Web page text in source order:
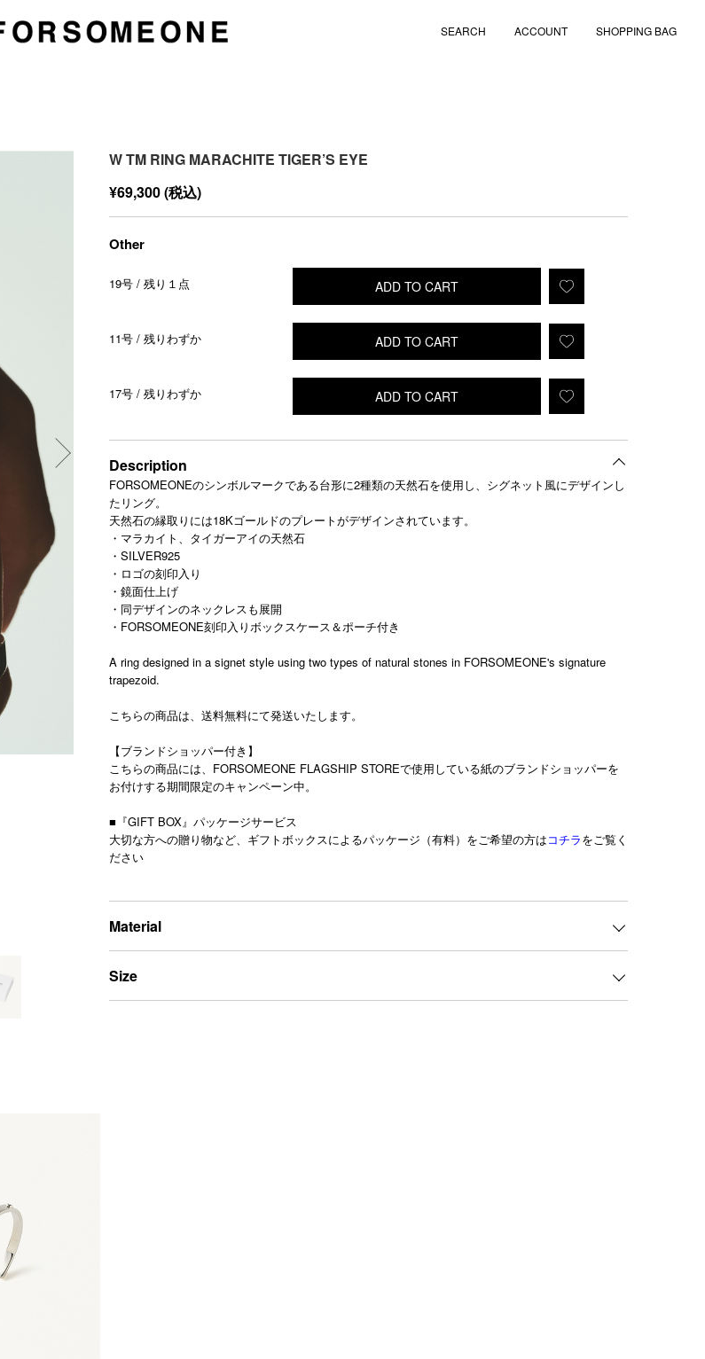
SEARCH ACCOUNT SHOPPING BAG
W TM RING MARACHITE TIGER’S EYE
¥69,300(税込)
Other
19号 / 残り１点 ADD TO CART
11号 / 残りわずか ADD TO CART
17号 / 残りわずか ADD TO CART
Description
FORSOMEONEのシンボルマークである台形に2種類の天然石を使用し、シグネット風にデザインし
たリング。
天然石の縁取りには18Kゴールドのプレートがデザインされています。
・マラカイト、タイガーアイの天然石
・SILVER925
・ロゴの刻印入り
・鏡面仕上げ
・同デザインのネックレスも展開
・FORSOMEONE刻印入りボックスケース＆ポーチ付き
A ring designed in a signet style using two types of natural stones in FORSOMEONE's signature
trapezoid.
こちらの商品は、送料無料にて発送いたします。
【ブランドショッパー付き】
こちらの商品には、FORSOMEONE FLAGSHIP STOREで使用している紙のブランドショッパーを
お付けする期間限定のキャンペーン中。
■『GIFT BOX』パッケージサービス
大切な方への贈り物など、ギフトボックスによるパッケージ（有料）をご希望の方はコチラをご覧く
ださい
Material
Size